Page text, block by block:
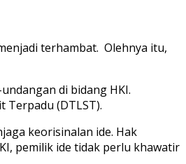
terhambat. Olehnya itu,
di bidang HKI.
Terpadu (DTLST).
keorisinalan ide. Hak
pemilik ide tidak perlu khawatir